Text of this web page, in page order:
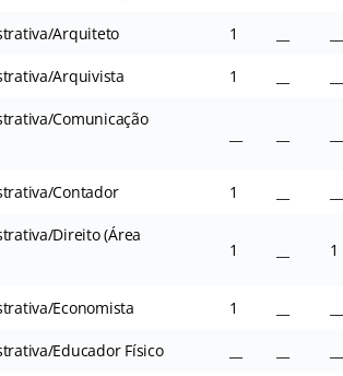
Arquiteto 1
Arquivista 1
Comunicação
Contador 1
Direito (Área
1 1
Economista 1
Educador Físico